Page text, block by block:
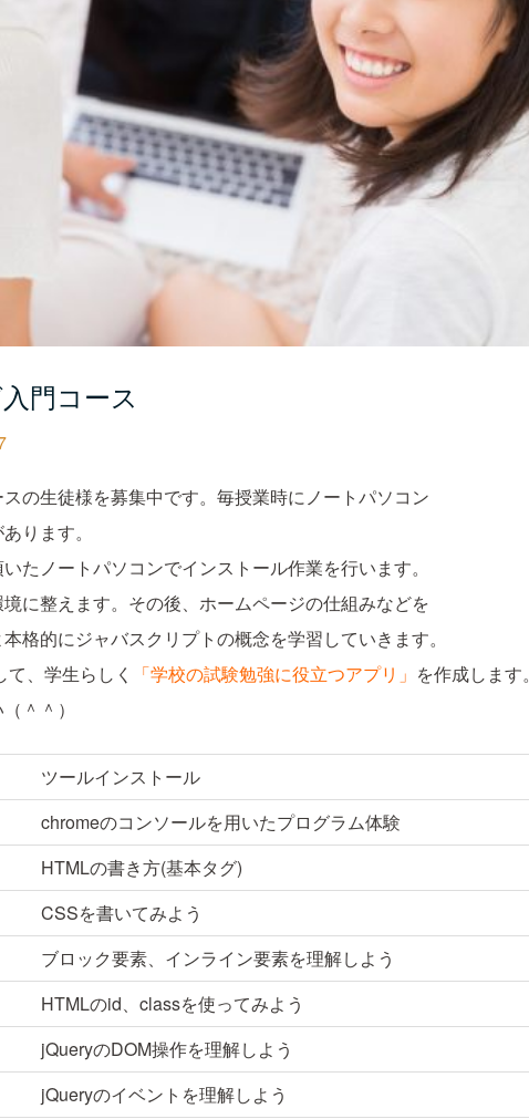
門コース
の生徒様を募集中です。毎授業時にノートパソコン
ります。
たノートパソコンでインストール作業を行います。
に整えます。その後、ホームページの仕組みなどを
格的にジャバスクリプトの概念を学習していきます。
、学生らしく
「学校の試験勉強に役立つアプリ」 を作成します。
＾＾）
ツールインストール
chromeのコンソールを用いたプログラム体験
HTMLの書き方(基本タグ)
CSSを書いてみよう
ブロック要素、インライン要素を理解しよう
HTMLのid、classを使ってみよう
jQueryのDOM操作を理解しよう
jQueryのイベントを理解しよう